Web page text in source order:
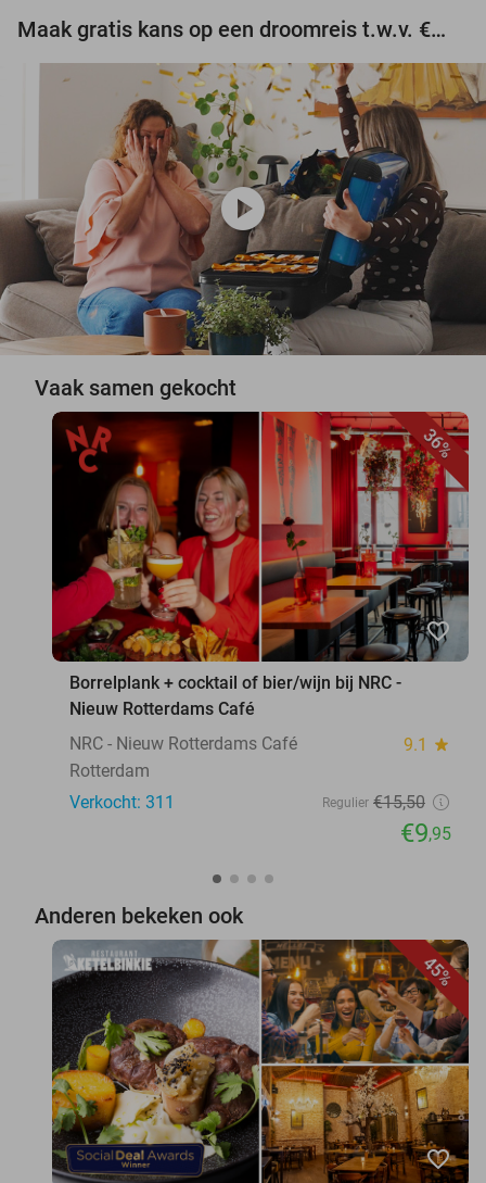
Maak gratis kans op een droomreis t.w.v. €3.000!
play_circle
Vaak samen gekocht
36%
favorite_border
Borrelplank + cocktail of bier/wijn bij NRC -
Nieuw Rotterdams Café
NRC - Nieuw Rotterdams Café
9.1 star
Rotterdam
Verkocht: 311
Regulier €15,50
€9,95
Anderen bekeken ook
45%
favorite_border